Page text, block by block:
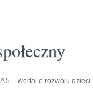
5 – wortal o rozwoju